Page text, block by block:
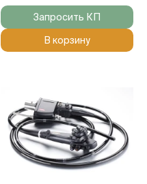
Запросить КП
В корзину